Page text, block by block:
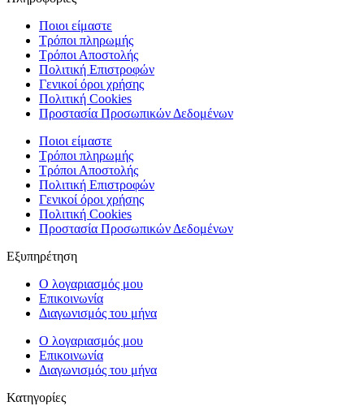
Ποιοι είμαστε
Τρόποι πληρωμής
Τρόποι Αποστολής
Πολιτική Επιστροφών
Γενικοί όροι χρήσης
Πολιτική Cookies
Προστασία Προσωπικών Δεδομένων
Ποιοι είμαστε
Τρόποι πληρωμής
Τρόποι Αποστολής
Πολιτική Επιστροφών
Γενικοί όροι χρήσης
Πολιτική Cookies
Προστασία Προσωπικών Δεδομένων
Εξυπηρέτηση
Ο λογαριασμός μου
Επικοινωνία
Διαγωνισμός του μήνα
Ο λογαριασμός μου
Επικοινωνία
Διαγωνισμός του μήνα
Κατηγορίες